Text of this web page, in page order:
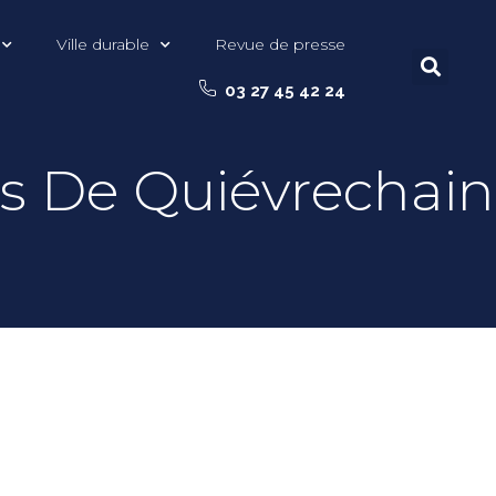
Ville durable Revue de presse
03 27 45 42 24
De Quiévrechain